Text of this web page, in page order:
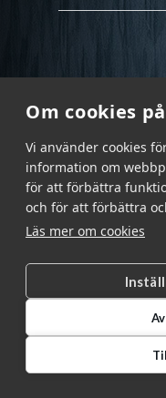
Om cookies
Vi använder cookies
information om
för att förbättra
och för att förbättra
Läs mer om cookies
Garnr